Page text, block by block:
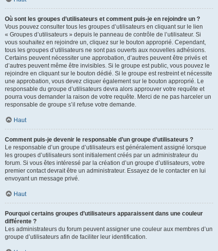
Où sont les groupes d’utilisateurs et comment puis-je en rejoindre un ?
Vous pouvez consulter tous les groupes d’utilisateurs en cliquant sur le lien
« Groupes d’utilisateurs » depuis le panneau de contrôle de l’utilisateur. Si
vous souhaitez en rejoindre un, cliquez sur le bouton approprié. Cependant,
tous les groupes d’utilisateurs ne sont pas ouverts aux nouvelles adhésions.
Certains peuvent nécessiter une approbation, d’autres peuvent être privés et
d’autres peuvent même être invisibles. Si le groupe est public, vous pouvez le
rejoindre en cliquant sur le bouton dédié. Si le groupe est restreint et nécessite
une approbation, vous devez cliquer également sur le bouton approprié. Le
responsable du groupe d’utilisateurs devra alors approuver votre requête et
pourra vous demander la raison de votre requête. Merci de ne pas harceler un
responsable de groupe s’il refuse votre demande.
Haut
Comment puis-je devenir le responsable d’un groupe d’utilisateurs ?
Le responsable d’un groupe d’utilisateurs est généralement assigné lorsque
les groupes d’utilisateurs sont initialement créés par un administrateur du
forum. Si vous êtes intéressé par la création d’un groupe d’utilisateurs, votre
premier contact devrait être un administrateur. Essayez de le contacter en lui
envoyant un message privé.
Haut
Pourquoi certains groupes d’utilisateurs apparaissent dans une couleur
différente ?
Les administrateurs du forum peuvent assigner une couleur aux membres d’un
groupe d’utilisateurs afin de faciliter leur identification.